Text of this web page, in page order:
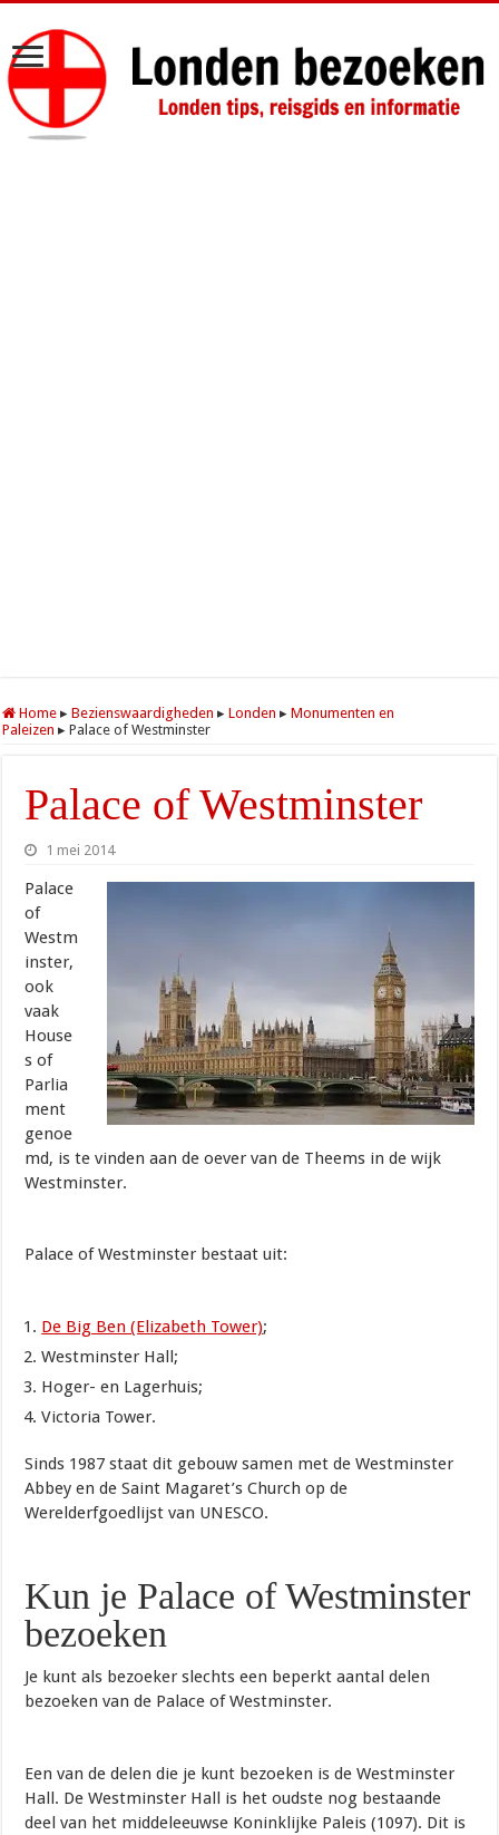
Home ▸ Bezienswaardigheden ▸ Londen ▸ Monumenten en
Paleizen ▸ Palace of Westminster
Palace of Westminster
1 mei 2014
Palace
of
Westm
inster,
ook
vaak
House
s of
Parlia
ment
genoe
md, is te vinden aan de oever van de Theems in de wijk
Westminster.
Palace of Westminster bestaat uit:
De Big Ben (Elizabeth Tower);
Westminster Hall;
Hoger- en Lagerhuis;
Victoria Tower.
Sinds 1987 staat dit gebouw samen met de Westminster
Abbey en de Saint Magaret’s Church op de
Werelderfgoedlijst van UNESCO.
Kun je Palace of Westminster
bezoeken
Je kunt als bezoeker slechts een beperkt aantal delen
bezoeken van de Palace of Westminster.
Een van de delen die je kunt bezoeken is de Westminster
Hall. De Westminster Hall is het oudste nog bestaande
deel van het middeleeuwse Koninklijke Paleis (1097). Dit is